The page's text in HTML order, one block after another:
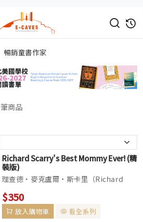
暢銷童書作家
筆商品
Richard Scarry's Best Mommy Ever! (精
裝版)
理查德·麥克盧爾·斯卡里（Richard
McClure Scarry）是美國兒童作家和插畫
家，出版了300多本書，全球銷量超過1億
$350
放入購物車 看全系列